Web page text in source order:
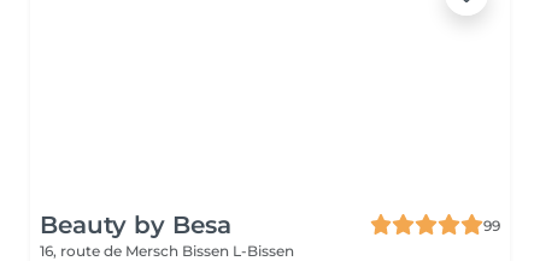
Beauty by Besa
99
16, route de Mersch Bissen L-Bissen